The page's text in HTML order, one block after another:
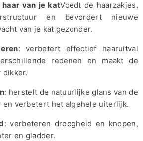
van je katVoedt de haarzakjes,
en bevordert nieuwe
van je kat gezonder.
: verbetert effectief haaruitval
redenen en maakt de
dikker.
: herstelt de natuurlijke glans van de
en verbetert het algehele uiterlijk.
: verbeteren droogheid en knopen,
en gladder.